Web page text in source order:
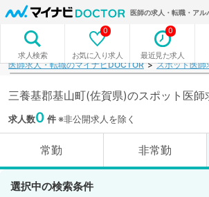
医師の求人・転職・ア
求人検索 お気に入り求人
0
最近見た求人
0
医師求人・転職のマイナビDOCTOR スポット医師
三養基郡基山町(佐賀県)のスポット医師
求人数0 件※非公開求人を除く
常勤 非常勤
選択中の検索条件